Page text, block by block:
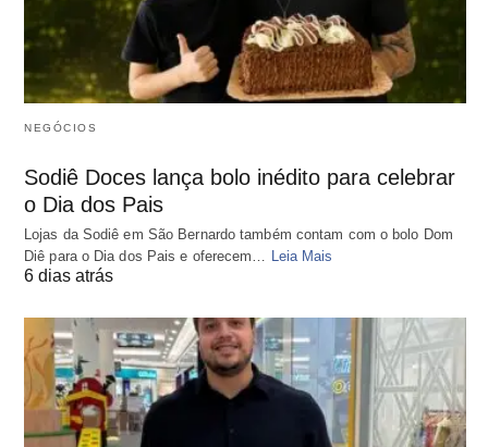
NEGÓCIOS
Sodiê Doces lança bolo inédito para celebrar
o Dia dos Pais
Lojas da Sodiê em São Bernardo também contam com o bolo Dom
Diê para o Dia dos Pais e oferecem… Leia Mais
6 dias atrás